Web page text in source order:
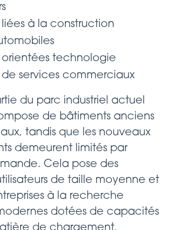
liées à la construction
orientées technologie
de services commerciaux
du parc industriel actuel
de bâtiments anciens
tandis que les nouveaux
demeurent limités par
Cela pose des
de taille moyenne et
à la recherche
dotées de capacités